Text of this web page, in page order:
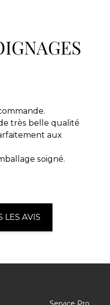
très belle qualité
aux
soigné.
LES AVIS